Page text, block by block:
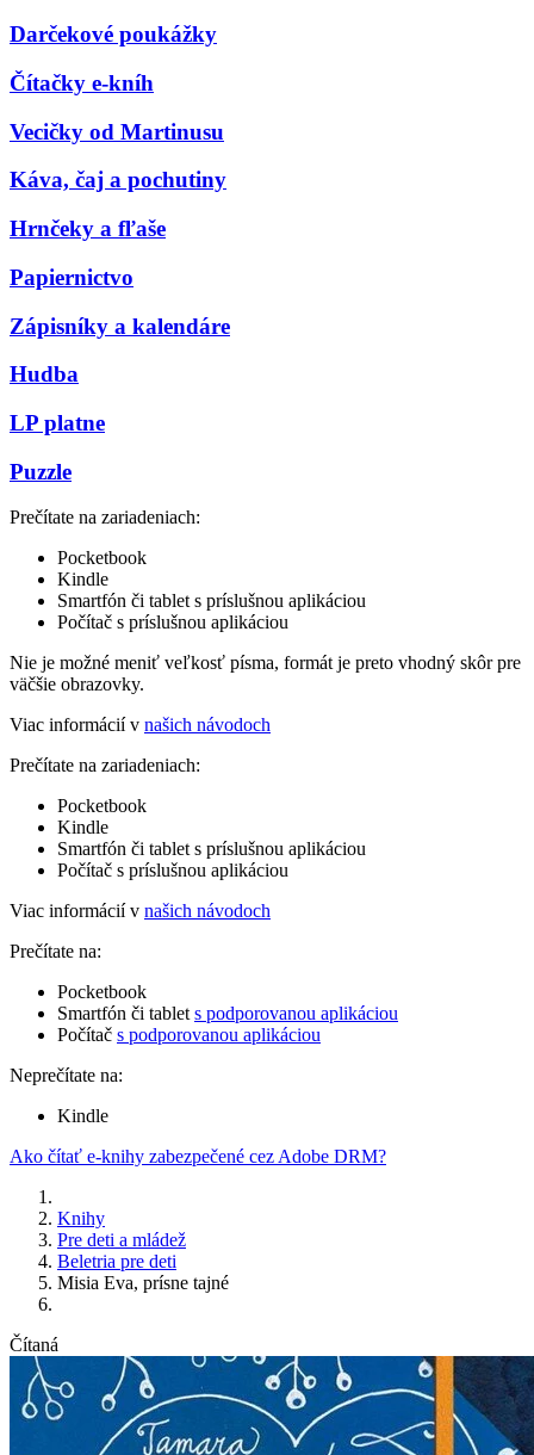
Darčekové poukážky
Čítačky e-kníh
Vecičky od Martinusu
Káva, čaj a pochutiny
Hrnčeky a fľaše
Papiernictvo
Zápisníky a kalendáre
Hudba
LP platne
Puzzle
Prečítate na zariadeniach:
Pocketbook
Kindle
Smartfón či tablet s príslušnou aplikáciou
Počítač s príslušnou aplikáciou
Nie je možné meniť veľkosť písma, formát je preto vhodný skôr pre
väčšie obrazovky.
Viac informácií v našich návodoch
Prečítate na zariadeniach:
Pocketbook
Kindle
Smartfón či tablet s príslušnou aplikáciou
Počítač s príslušnou aplikáciou
Viac informácií v našich návodoch
Prečítate na:
Pocketbook
Smartfón či tablet s podporovanou aplikáciou
Počítač s podporovanou aplikáciou
Neprečítate na:
Kindle
Ako čítať e-knihy zabezpečené cez Adobe DRM?
Knihy
Pre deti a mládež
Beletria pre deti
Misia Eva, prísne tajné
Čítaná